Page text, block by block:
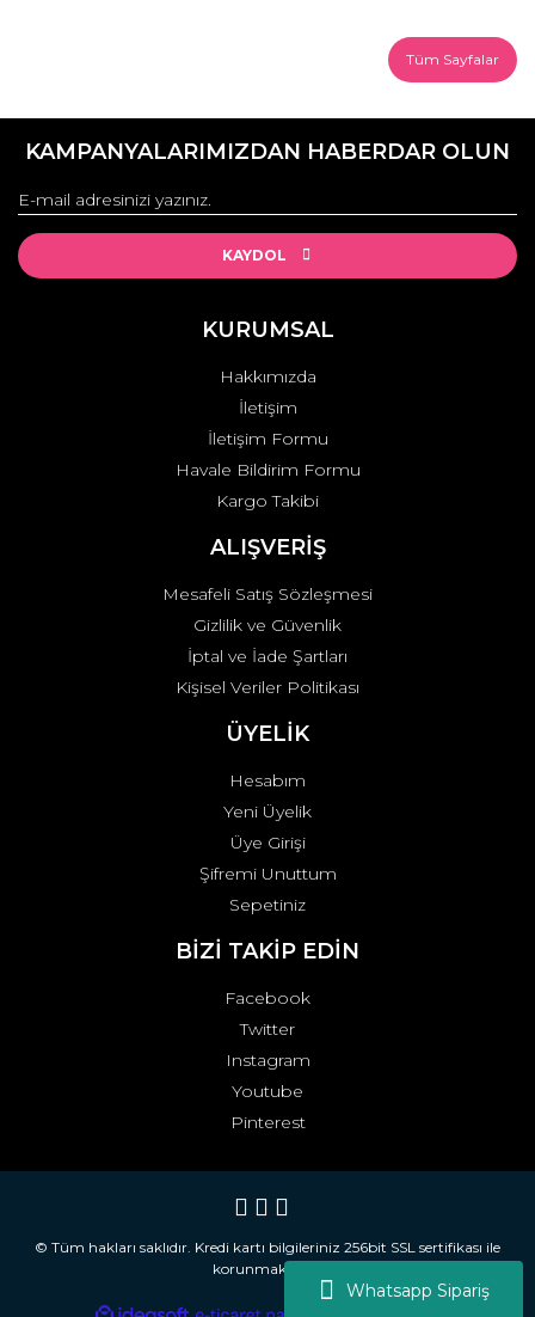
Whatsapp Sipariş
Tüm Sayfalar
KAMPANYALARIMIZDAN HABERDAR OLUN
KAYDOL
KURUMSAL
Hakkımızda
İletişim
İletişim Formu
Havale Bildirim Formu
Kargo Takibi
ALIŞVERİŞ
Mesafeli Satış Sözleşmesi
Gizlilik ve Güvenlik
İptal ve İade Şartları
Kişisel Veriler Politikası
ÜYELİK
Hesabım
Yeni Üyelik
Üye Girişi
Şifremi Unuttum
Sepetiniz
BİZİ TAKİP EDİN
Facebook
Twitter
Instagram
Youtube
Pinterest
© Tüm hakları saklıdır. Kredi kartı bilgileriniz 256bit SSL sertifikası ile
korunmaktadır.